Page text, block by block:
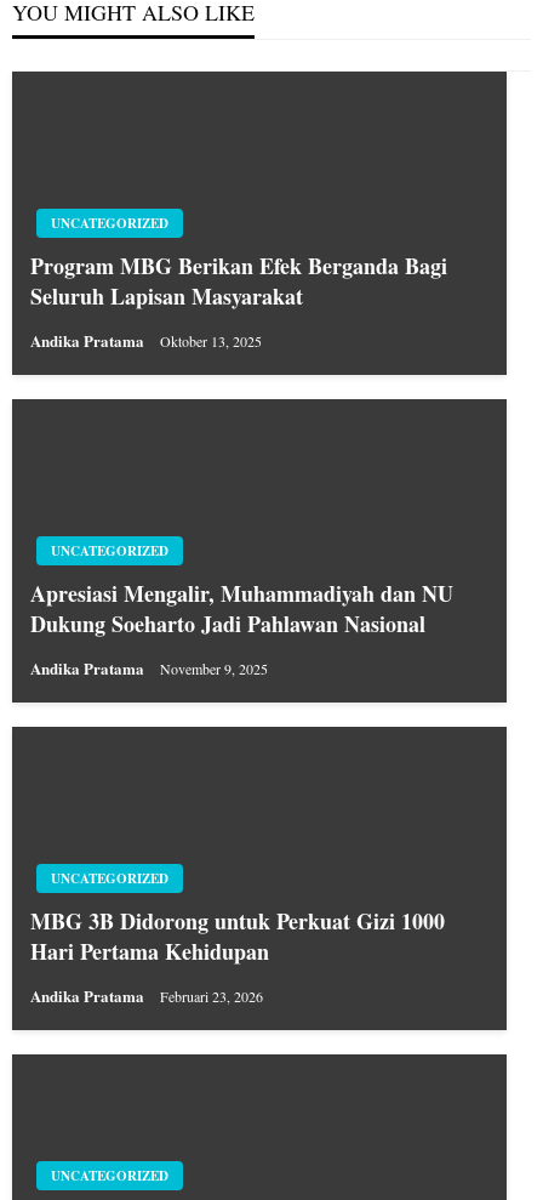
YOU MIGHT ALSO LIKE
UNCATEGORIZED
Program MBG Berikan Efek Berganda Bagi
Seluruh Lapisan Masyarakat
Andika Pratama Oktober 13, 2025
UNCATEGORIZED
Apresiasi Mengalir, Muhammadiyah dan NU
Dukung Soeharto Jadi Pahlawan Nasional
Andika Pratama November 9, 2025
UNCATEGORIZED
MBG 3B Didorong untuk Perkuat Gizi 1000
Hari Pertama Kehidupan
Andika Pratama Februari 23, 2026
UNCATEGORIZED